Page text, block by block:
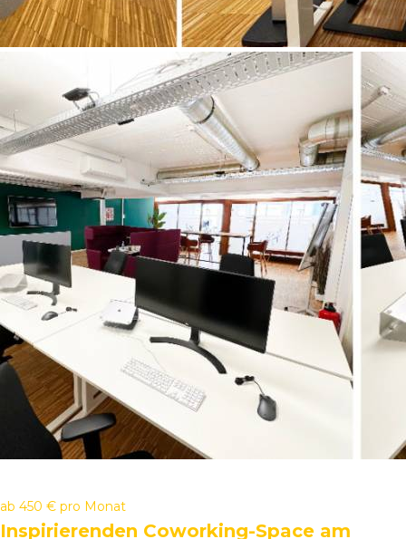
ab 450 € pro Monat
Inspirierenden Coworking-Space am